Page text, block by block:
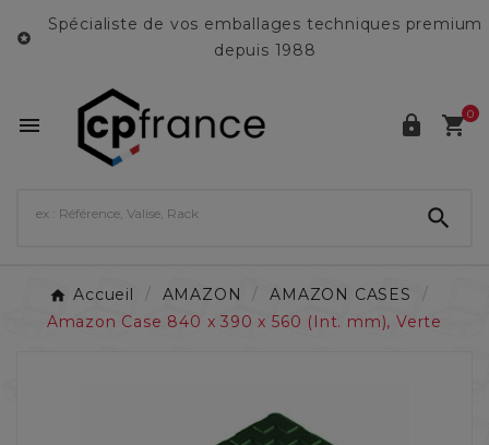

Spécialiste de vos emballages techniques premium
depuis 1988
  0

Accueil AMAZON
AMAZON CASES
Amazon Case 840 x 390 x 560 (Int. mm), Verte